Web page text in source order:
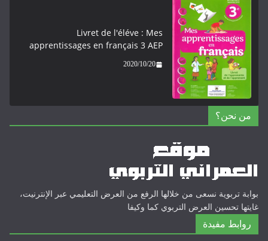
Livret de l'éléve : Mes
apprentissages en français 3 AEP
2020/10/20
من نحن؟
بوابة تربوية نسعى من خلالها الرفع من العرض التعليمي عبر الإنترنيت،
غايتها تحسين العرض التربوي كما وكيفا
روابط مفيدة